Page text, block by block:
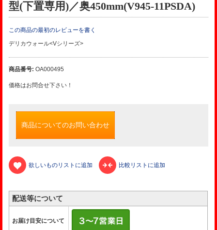
型(下置専用)／奥450mm(V945-11PSDA)
この商品の最初のレビューを書く
デリカウォール<Vシリーズ>
商品番号:OA000495
価格はお問合せ下さい！
商品についてのお問い合わせ
欲しいものリストに追加 比較リストに追加
配送等について
お届け目安について